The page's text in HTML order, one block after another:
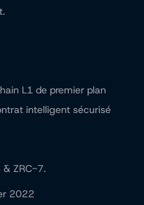
L1 de premier plan
intelligent sécurisé
& ZRC-7.
2022